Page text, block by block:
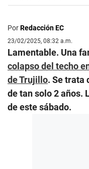
PorRedacción EC
23/02/2025, 08:32 a.m.
Lamentable. Una
colapso del techo
de Trujillo. Se trata
de tan solo 2 años.
de este sábado.